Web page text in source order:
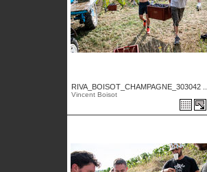
RIVA_BOISOT_CHAMPAGNE_303042
Vincent Boisot